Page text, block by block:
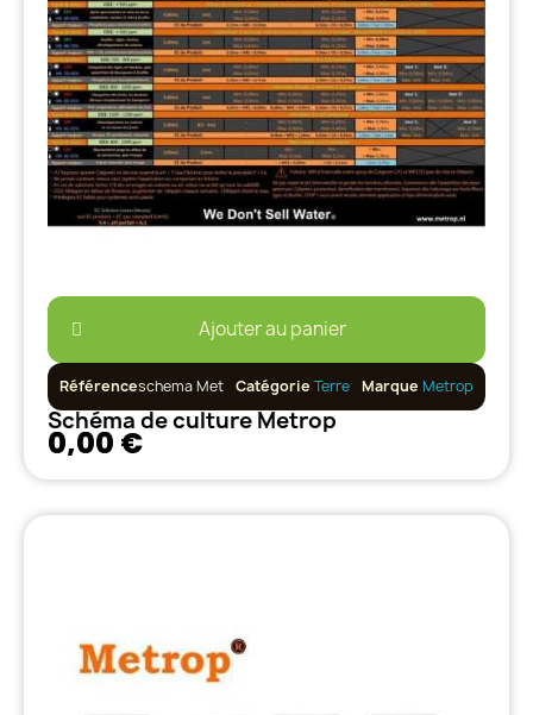
Ajouter au panier
Référenceschema Met Catégorie Terre Marque Metrop
Schéma de culture Metrop
0,00 €